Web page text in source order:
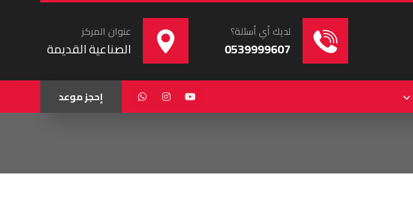
عنوان المركز
الصناعية القديمة
لديك أي أسئلة؟
0539999607
إحجز موعد